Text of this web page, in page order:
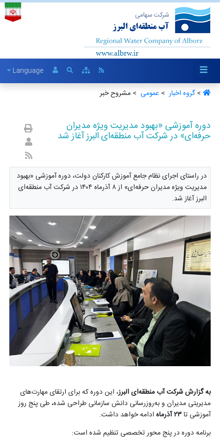
Language
>گروه اخبار ‏ > عمومی ‏ > مشروح خبر
دوره آموزشی «بهبود مدیریت ویژه مدیران
حرفه‌ای» در شرکت آب منطقه‌ای البرز آغاز شد
در راستای اجرای نظام جامع آموزش کارکنان دولت، دوره آموزشی «بهبود
مدیریت ویژه مدیران حرفه‌ای» از ۸ آذرماه ۱۴۰۴ در شرکت آب منطقه‌ای
البرز آغاز شد.
به گزارش شرکت آب منطقه‌ای البرز، این دوره که برای ارتقای مهارت‌های
مدیریتی مدیران و به‌روزرسانی دانش سازمانی طراحی شده، طی پنج روز
آموزشی تا۲۳آذرماه ادامه خواهد داشت.
برنامه دوره در پنج محور تخصصی تنظیم شده است: